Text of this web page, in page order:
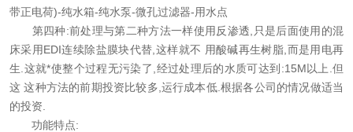
带正电荷)-纯水箱-纯水泵-微孔过滤器-用水点
第四种:前处理与第二种方法一样使用反渗透,只是后面使用的混
床采用EDI连续除盐膜块代替,这样就不 用酸碱再生树脂,而是用电再
生.这就*使整个过程无污染了,经过处理后的水质可达到:15M以上.但
这 这种方法的前期投资比较多,运行成本低.根据各公司的情况做适当
的投资.
功能特点: